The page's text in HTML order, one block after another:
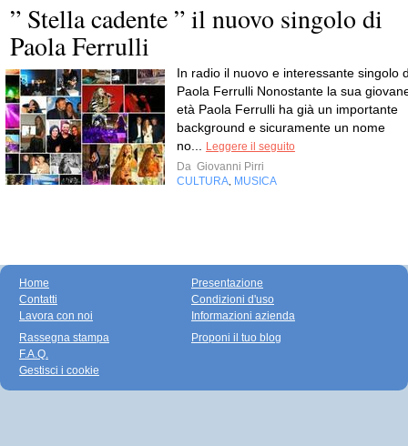
” Stella cadente ” il nuovo singolo di
Paola Ferrulli
In radio il nuovo e interessante singolo
Paola Ferrulli Nonostante la sua
età Paola Ferrulli ha già un importante
background e sicuramente un nome
no...
Leggere il seguito
Da Giovanni Pirri
CULTURA MUSICA
Home
Contatti
Lavora con noi
Presentazione
Condizioni d'uso
Informazioni azienda
Rassegna stampa
F.A.Q.
Gestisci i cookie
Proponi il tuo blog